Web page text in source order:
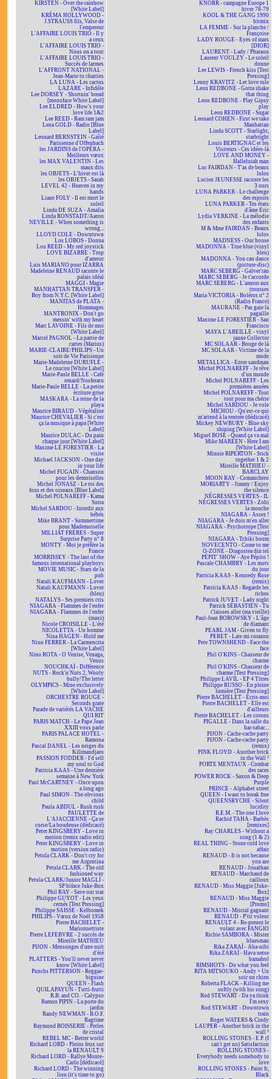
KIRSTEN - Over the rainbow
[White Label]
KRÉMA HOLLYWOOD -
J.STRAUSS fils, Valse de
l'empereur
L'AFFAIRE LOUIS TRIO - Il y
a ceux
L'AFFAIRE LOUIS TRIO -
Nous on a tout
L'AFFAIRE LOUIS TRIO -
Succès de larmes
L'AFFRONT NATIONAL -
Jean-Marie tu charries
LA LUNA - Les cactus
LAZARE - Infidèle
Lee DORSEY - Shortnin' bread
[monoface White Label]
Lee ELDRED - How's your
love life 1&2
Lee REED - Ram ram jam
Lena GOLD - Radio [Blue
Label]
Leonard BERNSTEIN - Gaîté
Parisienne d'Offenbach
les JARDINS de l'OPÉRA -
Meilleurs vœux
les MAX VALENTIN - Les
maux dits
les OBJETS - L'hiver est là
les OBJETS - Sarah
LEVEL 42 - Heaven in my
hands
Liane FOLY - Il est mort le
soleil
Linda DE SUZA - Amalia
Linda RONSTADT/Aaron
NEVILLE - When something is
wrong...
LLOYD COLE - Downtown
Los LOBOS - Donna
Lou REED - My red joystick
LOVE BIZARRE - Trop
d'amour
Luis MARIANO pour IZARRA
Madeleine RENAUD raconte le
palais idéal
MAGGI - Magie
MANHATTAN TRANSFER -
Boy from N.Y.C. [White Label]
MANITAS de PLATA -
Hommages
MANTRONIX - Don't go
messin' with my heart
Marc LAVOINE - Fils de moi
[White Label]
Marcel PAGNOL - La partie de
cartes (Marius)
MARIE-CLAIRE/PHILIPS - Un
soir de Vie Parisienne
Marie-Madeleine DURUFLÉ -
Le coucou [White Label]
Marie-Paule BELLE - Café
renard/Nosferatu
Marie-Paule BELLE - La petite
écriture grise
MASKARA - La reine de la
playa
Maurice BIRAUD - Végétaline
Maurice CHEVALIER - Si c'est
ça la musique à papa [White
Label]
Maurice DULAC - Du pain
chaque jour [White Label]
Maxime LE FORESTIER - La
visite
Michael JACKSON - One day
in your life
Michel FUGAIN - Chanson
pour les demoiselles
Michel JONASZ - Le roi des
fous et des oiseaux [Blue Label]
Michel POLNAREFF - Kama
Sutra
Michel SARDOU - Interdit aux
bébés
Mike BRANT - Summertime
pour Mademoiselle
MILLIAT FRÈRES - Super
Surprise Party n° 8
MONTY - Moi je préfère la
France
MORRISSEY - The last of the
famous international playboys
MOVIE MUSIC - Stars de la
pub
Natali KAUFMANN - Lover
Natali KAUFMANN - Lover
(bleu)
NATALYS - Ses premiers cris
NIAGARA - Flammes de l'enfer
NIAGARA - Flammes de l'enfer
(maxi)
Nicole CROISILLE - L'été
NICOLETTA - Un homme
Nina HAGEN - Hold me
Nino FERRER - La Carmencita
[White Label]
Nino ROTA - O Venise, Venaga,
Venus
NOUCHKAÏ - Différence
NUTS - Rock'n'Nuts 2, Wooly
bully/The letter
OLYMPICS - Mine exclusively
[White Label]
ORCHESTRE ROUGE -
Seconds grate
Parade de variétés LA VACHE
QUI RIT
PARIS MATCH - Le Pape Jean
XXIII vous parle
PARIS PALACE HOTEL -
Ramona
Pascal DANEL - Les neiges du
Kilimandjaro
PASSION FODDER - I'd sell
my soul to God
Patricia KAAS - Une dernière
semaine à New York
Paul McCARTNEY - Once upon
a long ago
Paul SIMON - The obvious
child
Paula ABDUL - Rush rush
PAULETTE de
L'AJACCIENNE - Ça se
corse/La boudeuse (dédicacé)
Peter KINGSBERY - Love in
motion (remix radio edit)
Peter KINGSBERY - Love in
motion (version radio)
Petula CLARK - Don't cry for
me Argentina
Petula CLARK - The old
fashioned way
Petula CLARK/Junior MAGLI -
SP biface Juke-Box
Phil RAY - Save our star
Philippe GUYOT - Les yeux
cernés [Test Pressing]
Philippe SAISSE - Kelbomek
PHILIPS - Vœux de Noël 1958
Pierre BACHELET -
Marionnettiste
Pierre LEFEBVRE - 2 succès de
Mireille MATHIEU
PIJON - Mensonges d'une nuit
d'été
PLATTERS - You'll never never
know [White Label]
Punchs PITTERSON - Reggae-
biguine
QUEEN - Flash
QUILAPAYUN - Tutti-frutti
R.B. and CO. - Calypso
Ramon PIPIN - La porte du
jardin
Randy NEWMAN - B.O.F.
Ragtime
Raymond BOISSERIE - Perles
de cristal
REBEL MC - Better world
Richard LORD - Pleins feux sur
la RENAULT 9
Richard LORD - Rallye Monte-
Carlo [dédicacé]
Richard LORD - The winning
lion (it's time to go)
KNORR - campagne Europe 1
hiver 78-79
KOOL & THE GANG 1990
hitmix
LA FEMME - Sur la planche /
Françoise
LADY ROUGE - Eyes of mars
[DIOR]
LAURENT - Lady / Pharaon
Laurent VOULZY - Le soleil
donne
Lee LEWIS - French kiss [Test
Pressing]
Lenny KRAVITZ - Let love rule
Leon REDBONE - Gotta shake
that thing
Leon REDBONE - Play Gipsy
play
Leon REDBONE - Sugar
Leonard COHEN - First we take
Manhattan
Linda SCOTT - Starlight,
starbright
Louis BERTIGNAC et les
Visiteurs - Ces idées-là
LOVE AND MONEY -
Halleluiah man
Luc FAIRDAN - T'as de beaux
lolos
Lucien JEUNESSE raconte les
3 ours
LUNA PARKER - Le challenge
des espoirs
LUNA PARKER - Tes états
d'âme Eric
Lydia VERKINE - La mélodie
des enfants
M & Mme FAIRDAN - Beaux
lolos
MADNESS - Our house
MADONNA - True blue (vinyl
bleu)
MADONNA - You can dance
(picture-disc)
MARC SEBERG - Galver'ran
MARC SEBERG - Je t'accorde
MARC SEBERG - L'amour aux
trousses
Maria VICTORIA - Boléros n° 2
(Radio France)
MAURANE - Pas gaie la
pagaille
Maxime LE FORESTIER - San
Francisco
MAYA L'ABEILLE - vinyl
jaune Collector
MC SOLAAR - Bouge de là
MC SOLAAR - Victime de la
mode
METALLICA - Enter sandman
Michel POLNAREFF - Je rêve
d'un monde
Michel POLNAREFF - Les
premières années
Michel POLNAREFF - Tout
tout pour ma chérie
Michel SARDOU - Je vole
MICHOU - Qu'est-ce qui
m'attend à la rentrée (dédicacé)
Mickey NEWBURY - Blue sky
shining [White Label]
Miguel BOSÉ - Quand ça va mal
Mike MAREEN - Here I am
[White Label]
Minnie RIPERTON - Stick
together 1 & 2
Mireille MATHIEU -
BARCLAY
MOON RAY - Comanchero
MORIARTY - Jimmy / Enjoy
the silence
NÉGRESSES VERTES - IL
NÉGRESSES VERTES - Zobi
la mouche
NIAGARA - Assez !
NIAGARA - Je dois m'en aller
NIAGARA - Psychotrope [Test
Pressing]
NIAGARA - Tchiki boum
NOVECENTO - Come to me
O-ZONE - Dragostea din teï
PÉPIT' SHOW - Aye Pépito !
Pascale CHAMBRY - Les mots
du jour
Patricia KAAS - Kennedy Rose
(remix)
Patricia KAAS - Regarde les
riches
Patrick JUVET - Lady night
Patrick SÉBASTIEN - Tu
t'laisses aller (ma vieille)
Paul-Jean BOROWSKY - L'âge
de diamant
PEARL JAM - Given to fly
PERET - Late mi corazon
Pete TOWNSHEND - Face the
face
Phil O'KINS - Chasseur de
charme
Phil O'KINS - Chasseur de
charme [Test Pressing]
Philippe LAVIL - EP 4 Titres
Philippe RUSSO - En pleine
lumière [Test Pressing]
Pierre BACHELET - Écris-moi
Pierre BACHELET - Elle est
d'ailleurs
Pierre BACHELET - Les corons
PIGALLE - Dans la salle du
bar-tabac...
PIJON - Cache-cache party
PIJON - Cache-cache party
(remix)
PINK FLOYD - Another brick
in the Wall ²
PORTE MENTAUX - Combat
des races
POWER ROCK - Saxon & Deep
Purple
PRINCE - Alphabet street
QUEEN - I want to break free
QUEENSRYCHE - Silent
lucidity
R.E.M. - The one I love
Rachid TAHA - Barbès
[remixes]
Ray CHARLES - Without a
song (1 & 2)
REAL THING - Stone cold love
affair
RENAUD - It is not because
you are
RENAUD - Jonathan
RENAUD - Marchand de
cailloux
RENAUD - Miss Maggie [Juke-
Box]
RENAUD - Miss Maggie
[Promo]
RENAUD - Mistral gagnant
RENAUD - P'tit voleur
RENAULT 4 - Re-prenez le
volant avec FANGIO
Richie SAMBORA - Mister
bluesman
Rika ZARAÏ - Aba-nibi
Rika ZARAÏ - Hava netse
bamahol
RIMSHOTS - Do what you feel
RITA MITSOUKO - Andy + Un
soir un chien
Roberta FLACK - Killing me
softly (with his song)
Rod STEWART - Da ya think
I'm sexy
Rod STEWART - Downtown
train
Roger WATERS & Cindy
LAUPER - Another brick in the
wall ²
ROLLING STONES - E.P. (I
can't get no) Satisfaction
ROLLING STONES -
Everybody needs somebody to
love
ROLLING STONES - Paint It,
Black